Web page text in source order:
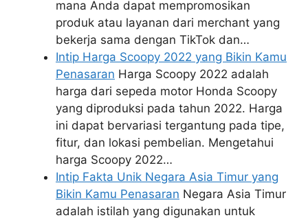
mana Anda dapat mempromosikan
produk atau layanan dari merchant yang
bekerja sama dengan TikTok dan…
Intip Harga Scoopy 2022 yang Bikin Kamu
Penasaran Harga Scoopy 2022 adalah
harga dari sepeda motor Honda Scoopy
yang diproduksi pada tahun 2022. Harga
ini dapat bervariasi tergantung pada tipe,
fitur, dan lokasi pembelian. Mengetahui
harga Scoopy 2022…
Intip Fakta Unik Negara Asia Timur yang
Bikin Kamu Penasaran Negara Asia Timur
adalah istilah yang digunakan untuk